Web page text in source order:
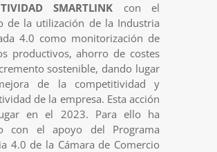
SMARTLINK con el
de la utilización de la Industria
4.0 como monitorización de
productivos, ahorro de costes
sostenible, dando lugar
de la competitividad y
de la empresa. Esta acción
en el 2023. Para ello ha
con el apoyo del Programa
4.0 de la Cámara de Comercio